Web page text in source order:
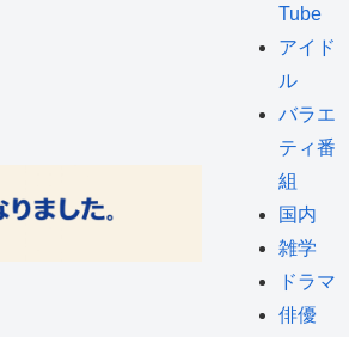
Tube
アイド
ル
バラエ
ティ番
組
国内
雑学
ドラマ
俳優